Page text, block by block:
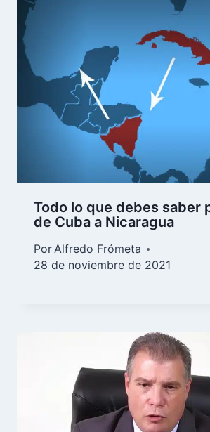
Todo lo que debes saber
de Cuba a Nicaragua
PorAlfredo Frómeta
28 de noviembre de 2021